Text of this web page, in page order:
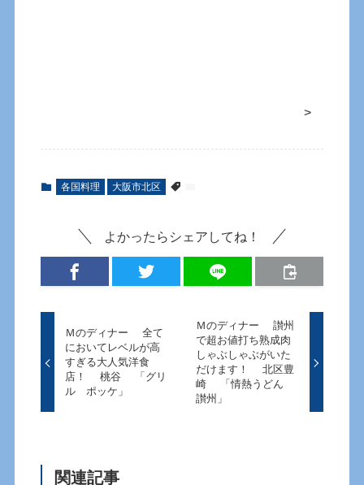
>
各国料理 大阪市北区
よかったらシェアしてね！
Ｍのディナー 全て
においてレベルが高
すぎる大人気洋食
店！ 桃谷 「グリ
ル ポッケ」
Ｍのディナー 讃州
で超お値打ち熟成肉
しゃぶしゃぶがいた
だけます！ 北区豊
崎 「情熱うどん
讃州」
関連記事